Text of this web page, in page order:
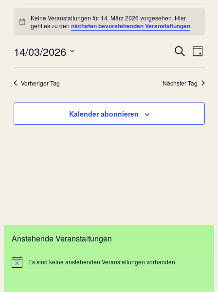
Veranstaltungen
für
14.
März
2026
Hinweis
Keine Veranstaltungen für 14. März 2026 vorgesehen. Hier
geht es zu dennächsten bevorstehenden Veranstaltungen.
Such-
und
SucheTag
14/03/2026
Datum
Vorheriger Tag Nächster Tag
Kalender abonnieren
Anstehende Veranstaltungen
H
Es sind keine anstehenden Veranstaltungen vorhanden.